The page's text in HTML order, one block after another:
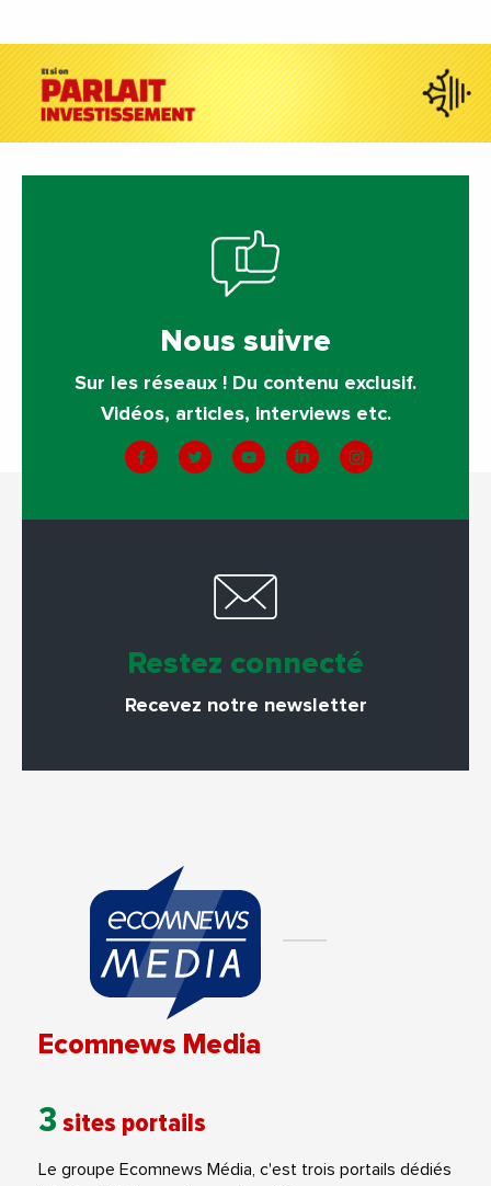
Nous suivre
Sur les réseaux ! Du contenu exclusif.
Vidéos, articles, interviews etc.
Restez connecté
Recevez notre newsletter
Ecomnews Media
3 sites portails
Le groupe Ecomnews Média, c'est trois portails dédiés